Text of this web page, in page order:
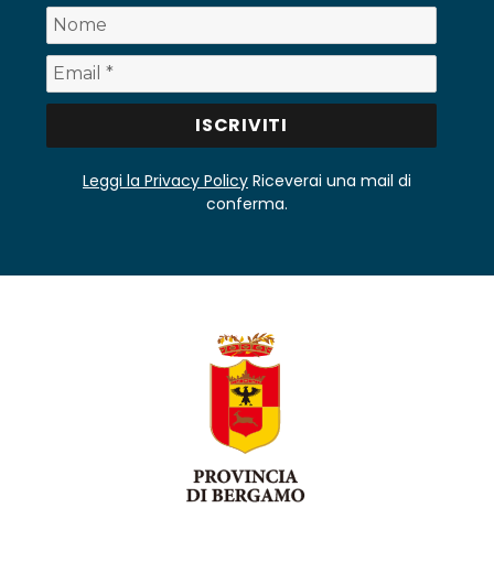
Leggi la Privacy Policy Riceverai una mail di
conferma.